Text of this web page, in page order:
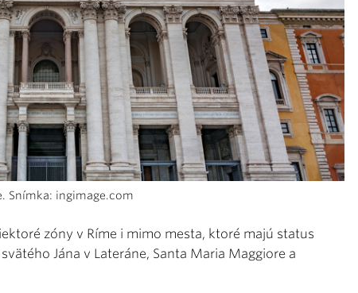
Snímka: ingimage.com
zóny v Ríme i mimo mesta, ktoré majú status
Jána v Lateráne, Santa Maria Maggiore a